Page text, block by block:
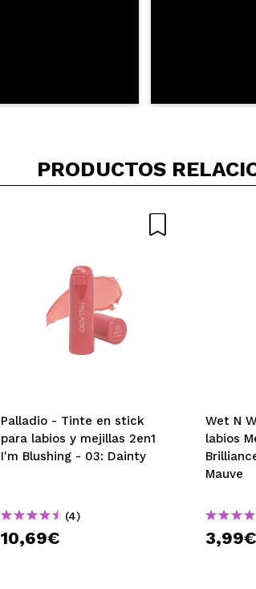
PRODUCTOS
Palladio - Tinte en stick
para labios y mejillas 2en1
I'm Blushing - 03: Dainty
(4)
10,69€
Wet N
labios
Mauve
3,99€